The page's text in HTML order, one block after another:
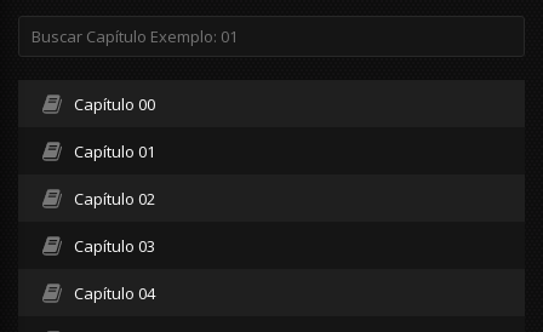
Capítulo 00
Capítulo 01
Capítulo 02
Capítulo 03
Capítulo 04